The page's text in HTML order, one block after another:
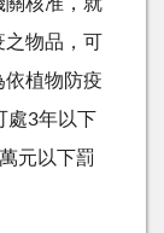
之物品，可
依植物防疫
處3年以下
元以下罰